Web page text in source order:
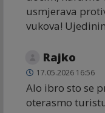
usmjerava
vukova!
Rajko
17.05.2026 16:56
Alo ibro sto se
oterasmo